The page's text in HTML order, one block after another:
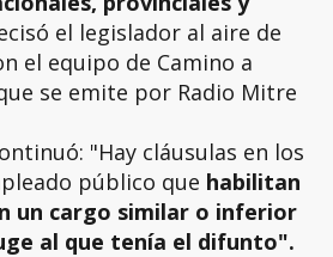
el legislador al aire de
el equipo de Camino a
se emite por Radio Mitre
"Hay cláusulas en los
público que habilitan
un cargo similar o inferior
al que tenía el difunto".